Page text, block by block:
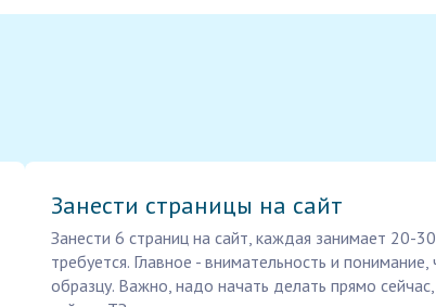
Занести страницы на сайт
Занести 6 страниц на сайт, каждая занимает 20-
требуется. Главное - внимательность и
образцу. Важно, надо начать делать прямо